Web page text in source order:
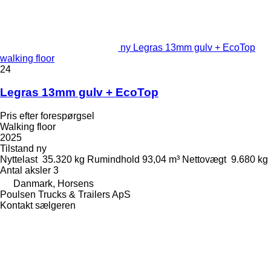
ny Legras 13mm gulv + EcoTop
walking floor
24
Legras 13mm gulv + EcoTop
Pris efter forespørgsel
Walking floor
2025
Tilstand ny
Nyttelast 35.320 kg Rumindhold 93,04 m³ Nettovægt 9.680 kg
Antal aksler 3
Danmark, Horsens
Poulsen Trucks & Trailers ApS
Kontakt sælgeren